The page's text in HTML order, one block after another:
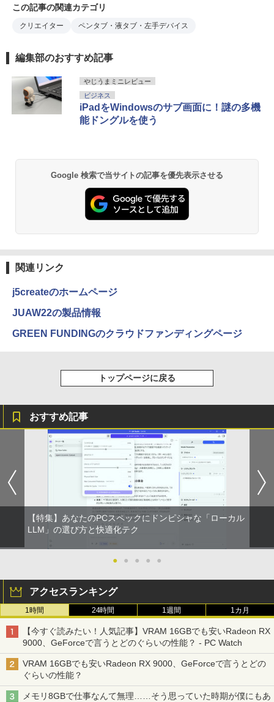
この記事の関連カテゴリ
クリエイター ペンタブ・液タブ・左手デバイス
編集部のおすすめ記事
やじうまミニレビュー
ビジネス
iPadをWindowsのサブ画面に！謎の多機
能ドングルを使う
Google 検索で当サイトの記事を優先表示させる
関連リンク
j5createのホームページ
JUAW22の製品情報
GREEN FUNDINGのクラウドファンディングページ
トップページに戻る
おすすめ記事
【特集】あなたのPCスペックにドンピシャな「ローカル
LLM」の選び方と快適化テク
● ● ● ● ●
アクセスランキング
1時間 24時間 1週間 1カ月
【今すぐ読みたい！人気記事】VRAM 16GBでも安いRadeon RX
9000、GeForceで言うとどのぐらいの性能？ - PC Watch
VRAM 16GBでも安いRadeon RX 9000、GeForceで言うとどの
ぐらいの性能？
メモリ8GBで仕事なんて無理……そう思っていた時期が僕にもあ